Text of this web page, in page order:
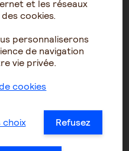
allié contre la maladie
par les technologies
Alzheimer des bienfaits si
dans…
Alzheimer
et les réseaux
cookies.
personnaliserons
de navigation
vie privée.
cookies
choix Refusez